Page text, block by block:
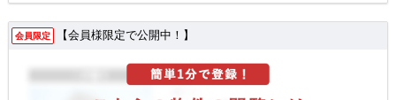
会員限定 【会員様限定で公開中！】